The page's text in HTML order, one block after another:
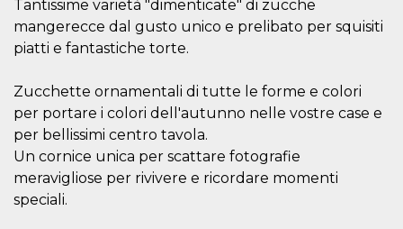
Tantissime varietà "dimenticate" di zucche
mangerecce dal gusto unico e prelibato per squisiti
piatti e fantastiche torte.
Zucchette ornamentali di tutte le forme e colori
per portare i colori dell'autunno nelle vostre case e
per bellissimi centro tavola.
Un cornice unica per scattare fotografie
meravigliose per rivivere e ricordare momenti
speciali.
cn_uc__
Local
storage
Provider /
Dominio
c_user